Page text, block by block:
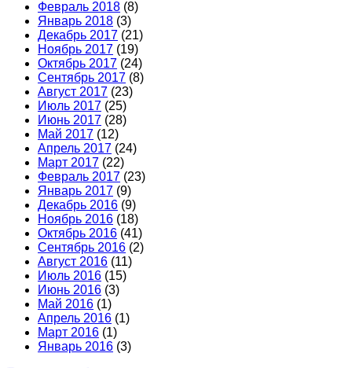
Февраль 2018 (8)
Январь 2018 (3)
Декабрь 2017 (21)
Ноябрь 2017 (19)
Октябрь 2017 (24)
Сентябрь 2017 (8)
Август 2017 (23)
Июль 2017 (25)
Июнь 2017 (28)
Май 2017 (12)
Апрель 2017 (24)
Март 2017 (22)
Февраль 2017 (23)
Январь 2017 (9)
Декабрь 2016 (9)
Ноябрь 2016 (18)
Октябрь 2016 (41)
Сентябрь 2016 (2)
Август 2016 (11)
Июль 2016 (15)
Июнь 2016 (3)
Май 2016 (1)
Апрель 2016 (1)
Март 2016 (1)
Январь 2016 (3)